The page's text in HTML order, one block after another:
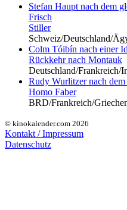
Stefan Haupt nach dem
Frisch
Stiller
Schweiz/Deutschland/
Colm Tóibín nach einer
Rückkehr nach Montauk
Deutschland/Frankreich/
Rudy Wurlitzer nach
Homo Faber
BRD/Frankreich/
© kinokalender.com 2026
Kontakt / Impressum
Datenschutz